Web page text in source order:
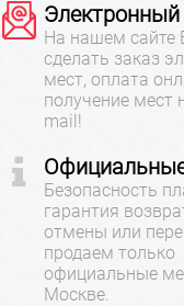
Электронный
На нашем сайте
сделать заказ
мест, оплата
получение мест
mail!
Безопасность
гарантия
отмены или
продаем только
официальные
Москве.